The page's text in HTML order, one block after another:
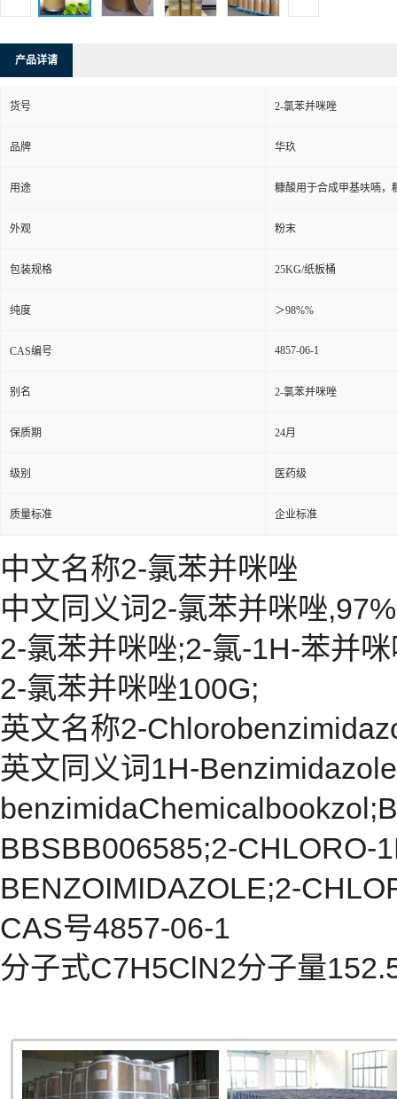
产品详请
货号 2-氯苯并咪唑
品牌 华玖
用途 糠酸用于合成甲基呋喃，
外观 粉末
包装规格 25KG/纸板桶
纯度 ＞98%%
CAS编号 4857-06-1
别名 2-氯苯并咪唑
保质期 24月
级别 医药级
质量标准 企业标准
中文名称2-氯苯并咪唑
中文同义词2-氯苯并咪唑
2-氯苯并咪唑;2-氯-1H-苯并
2-氯苯并咪唑100G;
英文名称2-
英文同义词1H-
BBSBB006585;2-CHLORO-
BENZOIMIDAZOLE;2-
CAS号4857-06-1
分子式C7H5ClN2分子量